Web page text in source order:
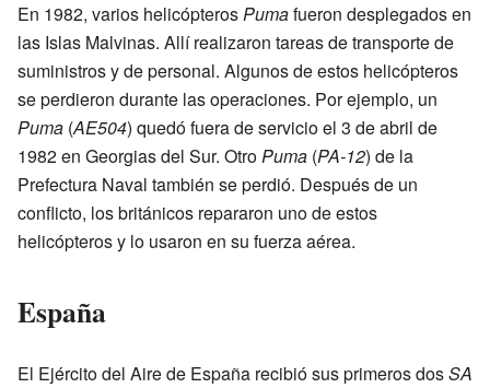
En 1982, varios helicópterosPumafueron desplegados en
las Islas Malvinas. Allí realizaron tareas de transporte de
suministros y de personal. Algunos de estos helicópteros
se perdieron durante las operaciones. Por ejemplo, un
Puma (AE504) quedó fuera de servicio el 3 de abril de
1982 en Georgias del Sur. OtroPuma (PA-12) de la
Prefectura Naval también se perdió. Después de un
conflicto, los británicos repararon uno de estos
helicópteros y lo usaron en su fuerza aérea.
España
El Ejército del Aire de España recibió sus primeros dosSA